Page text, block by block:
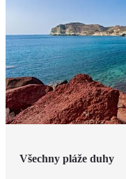
Všechny pláže duhy